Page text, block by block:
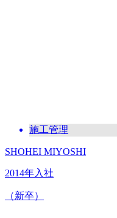
施工管理
SHOHEI MIYOSHI
2014年入社
（新卒）